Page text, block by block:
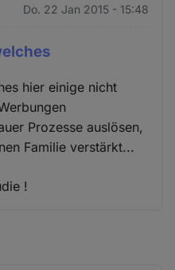
Do. 22 Jan 2015 - 15:48
hier einige nicht
Prozesse auslösen,
Familie verstärkt...
!